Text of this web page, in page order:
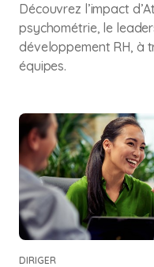
Découvrez l’impact
psychométrie, le
développement RH, à
équipes.
DIRIGER